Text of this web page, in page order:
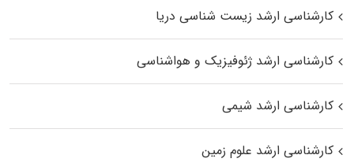
کارشناسی ارشد زیست‌ شناسی دریا
کارشناسی ارشد ژئوفیزیک و هواشناسی
کارشناسی ارشد شیمی
کارشناسی ارشد علوم زمین